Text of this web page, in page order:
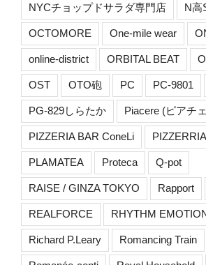
NYCチョップドサラダ専門店 N高
OCTOMORE One-mile wear
online-district ORBITAL BEAT
OST OTO砲 PC PC-9801
PG-829しらたか Piacere (ピアチ
PIZZERIA BAR ConeLi
PLAMATEA Proteca Q-pot
RAISE / GINZA TOKYO Rapport
REALFORCE RHYTHM
Richard P.Leary Romancing Train